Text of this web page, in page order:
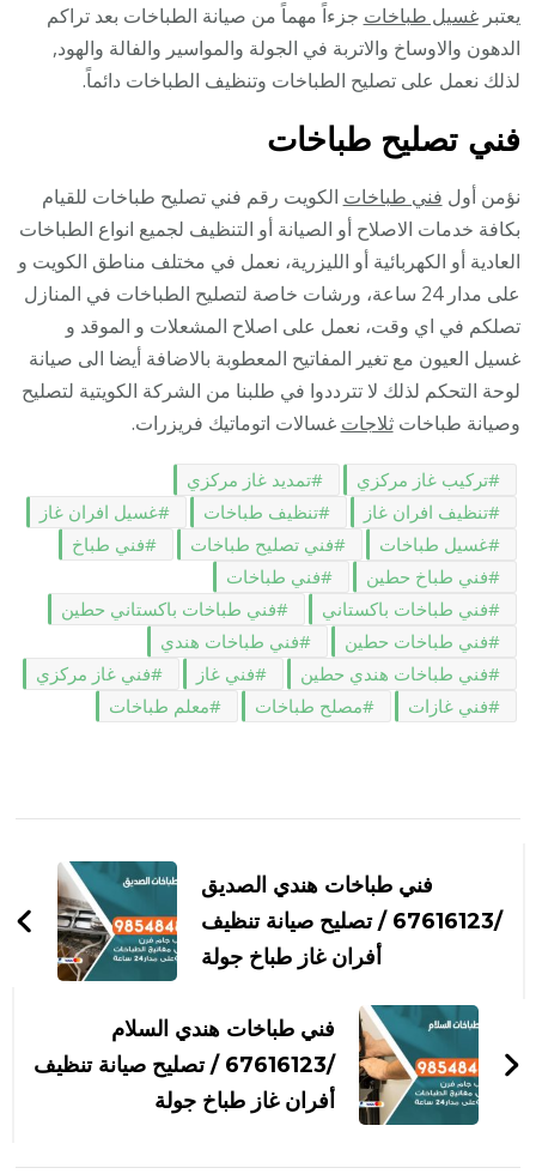
يعتبرغسيل طباخات جزءاً مهماً من صيانة الطباخات بعد تراكم
الدهون والاوساخ والاتربة في الجولة والمواسير والفالة والهود,
لذلك نعمل على تصليح الطباخات وتنظيف الطباخات دائماً.
فني تصليح طباخات
نؤمن أول فني طباخات الكويت رقم فني تصليح طباخات للقيام
بكافة خدمات الاصلاح أو الصيانة أو التنظيف لجميع انواع الطباخات
العادية أو الكهربائية أو الليزرية، نعمل في مختلف مناطق الكويت و
على مدار 24 ساعة، ورشات خاصة لتصليح الطباخات في المنازل
تصلكم في اي وقت، نعمل على اصلاح المشعلات و الموقد و
غسيل العيون مع تغير المفاتيح المعطوبة بالاضافة أيضا الى صيانة
لوحة التحكم لذلك لا تترددوا في طلبنا من الشركة الكويتية لتصليح
وصيانة طباخاتثلاجات غسالات اتوماتيك فريزرات.
تركيب غاز مركزي
تمديد غاز مركزي
تنظيف افران غاز
تنظيف طباخات
غسيل افران غاز
غسيل طباخات
فني تصليح طباخات
فني طباخ
فني طباخ حطين
فني طباخات
فني طباخات باكستاني
فني طباخات باكستاني حطين
فني طباخات حطين
فني طباخات هندي
فني طباخات هندي حطين
فني غاز
فني غاز مركزي
فني غازات
مصلح طباخات معلم طباخات
التدوينات
فني طباخات هندي الصديق
/67616123 / تصليح صيانة تنظيف
أفران غاز طباخ جولة
فني طباخات هندي السلام
/67616123 / تصليح صيانة تنظيف
أفران غاز طباخ جولة